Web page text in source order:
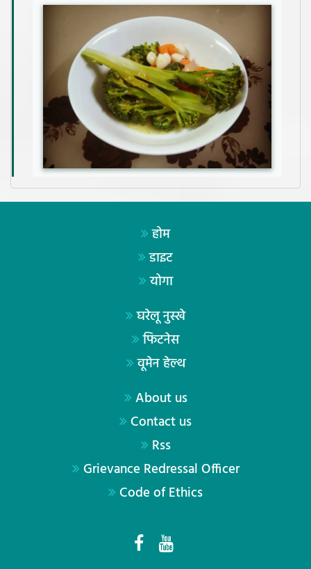
होम
डाइट
योगा
घरेलू नुस्खे
फिटनेस
वूमेन हेल्थ
About us
Contact us
Rss
Grievance Redressal Officer
Code of Ethics